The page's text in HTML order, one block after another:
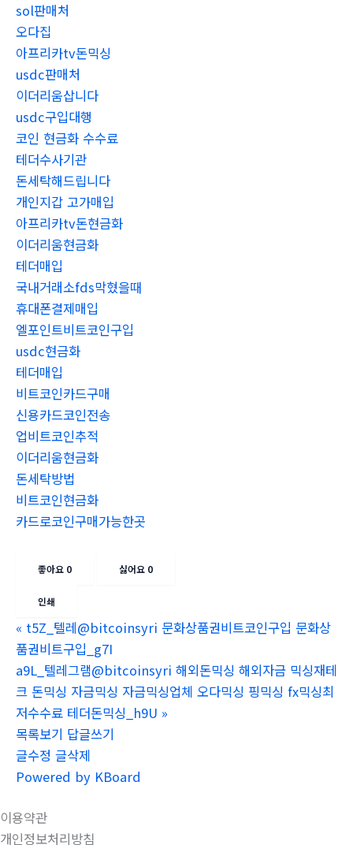
sol판매처
오다집
아프리카tv돈믹싱
usdc판매처
이더리움삽니다
usdc구입대행
코인 현금화 수수료
테더수사기관
돈세탁해드립니다
개인지갑 고가매입
아프리카tv돈현금화
이더리움현금화
테더매입
국내거래소fds막혔을때
휴대폰결제매입
엘포인트비트코인구입
usdc현금화
테더매입
비트코인카드구매
신용카드코인전송
업비트코인추적
이더리움현금화
돈세탁방법
비트코인현금화
카드로코인구매가능한곳
좋아요 0 싫어요 0
인쇄
« t5Z_텔레@bitcoinsyri 문화상품권비트코인구입 문화상
품권비트구입_g7I
a9L_텔레그램@bitcoinsyri 해외돈믹싱 해외자금 믹싱재테
크 돈믹싱 자금믹싱 자금믹싱업체 오다믹싱 핑믹싱 fx믹싱최
저수수료 테더돈믹싱_h9U »
목록보기 답글쓰기
글수정 글삭제
Powered by KBoard
이용약관
개인정보처리방침